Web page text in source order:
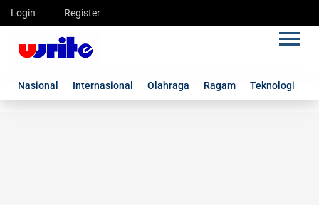
Login Register
Nasional Internasional Olahraga Ragam Teknologi